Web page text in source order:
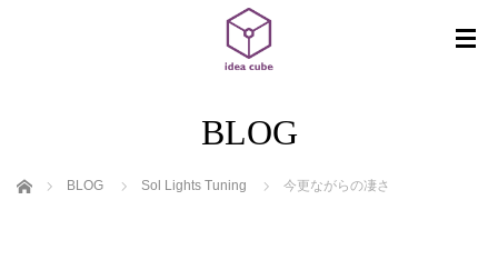
BLOG
ホーム BLOG Sol Lights Tuning 今更ながらの凄さ